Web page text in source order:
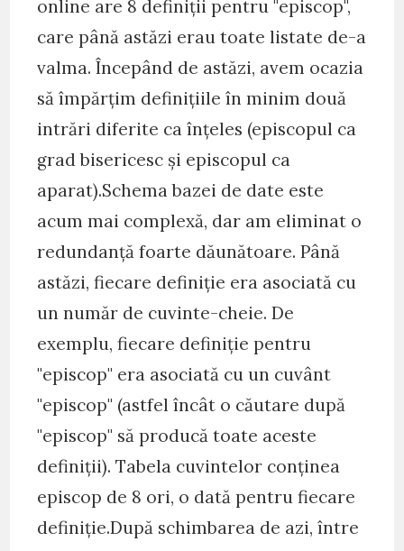
online are 8 definiţii pentru "episcop",
care până astăzi erau toate listate de-a
valma. Începând de astăzi, avem ocazia
să împărţim definiţiile în minim două
intrări diferite ca înţeles (episcopul ca
grad bisericesc şi episcopul ca
aparat).Schema bazei de date este
acum mai complexă, dar am eliminat o
redundanţă foarte dăunătoare. Până
astăzi, fiecare definiţie era asociată cu
un număr de cuvinte-cheie. De
exemplu, fiecare definiţie pentru
"episcop" era asociată cu un cuvânt
"episcop" (astfel încât o căutare după
"episcop" să producă toate aceste
definiţii). Tabela cuvintelor conţinea
episcop de 8 ori, o dată pentru fiecare
definiţie.După schimbarea de azi, între